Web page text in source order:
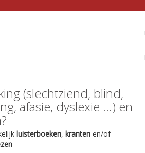
(slechtziend, blind,
afasie, dyslexie ...) en
luisterboeken, kranten en/of